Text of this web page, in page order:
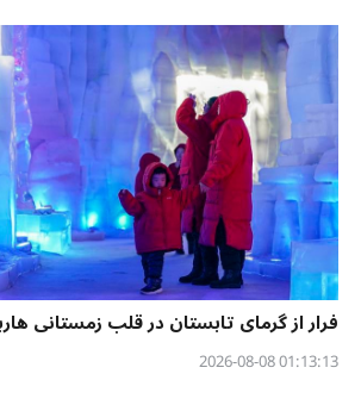
فرار از گرمای تابستان در قلب زمستانی
01:13:13 2026-08-08